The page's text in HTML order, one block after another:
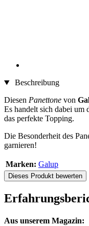
Beschreibung
Diesen Panettone von
Es handelt sich dabei um
das perfekte Topping.
Die Besonderheit des
garnieren!
Marken: Galup
Dieses Produkt bewerten
Aus unserem Magazin: